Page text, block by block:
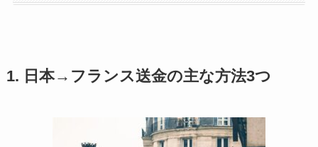
1. 日本→フランス送金の主な方法3つ